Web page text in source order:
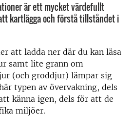
är ett mycket värdefullt
kartlägga och förstå tillståndet i
att ladda ner där du kan läsa
samt lite grann om
(och groddjur) lämpar sig
typen av övervakning, dels
känna igen, dels för att de
miljöer.